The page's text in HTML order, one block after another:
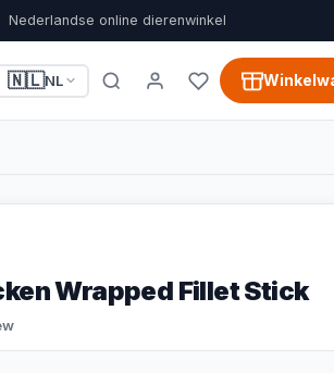
Nederlandse online dierenwinkel
🇳🇱NL
Wrapped Fillet Stick